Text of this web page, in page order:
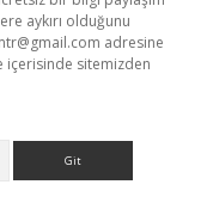
aykırı olduğunu
adresine
içerisinde sitemizden